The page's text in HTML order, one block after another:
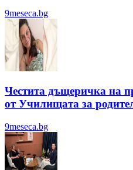
9meseca.bg
Честита дъщеричка на
от Училищата за
9meseca.bg